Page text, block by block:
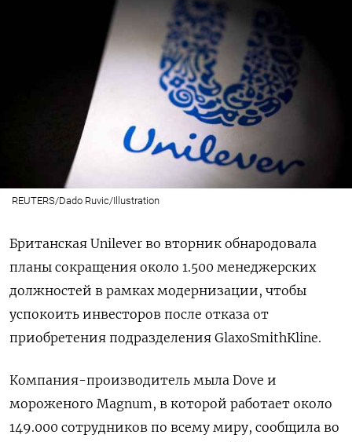
REUTERS/Dado Ruvic/Illustration
Британская Unilever во вторник обнародовала
планы сокращения около 1.500 менеджерских
должностей в рамках модернизации, чтобы
успокоить инвесторов после отказа от
приобретения подразделения GlaxoSmithKline.
Компания-производитель мыла Dove и
мороженого Magnum, в которой работает около
149.000 сотрудников по всему миру, сообщила во